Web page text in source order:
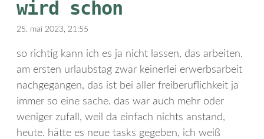
wird schon
25. mai 2023, 21:55
so richtig kann ich es ja nicht lassen, das arbeiten.
am ersten urlaubstag zwar keinerlei erwerbsarbeit
nachgegangen, das ist bei aller freiberuflichkeit ja
immer so eine sache. das war auch mehr oder
weniger zufall, weil da einfach nichts anstand,
heute. hätte es neue tasks gegeben, ich weiß